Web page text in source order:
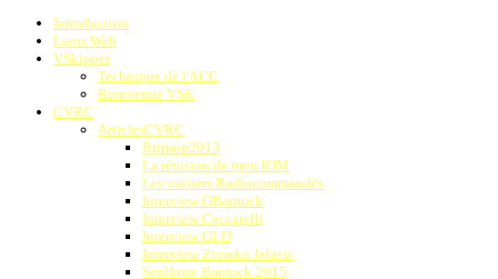
Introduction
Liens Web
VSkipper
Technique de l'ACC
Bienvenue VSK
CVRC
ArticlesCVRC
Britpop2013
La révision de mon IOM
Les voiliers Radiocommandés
Interview GBantock
Interview Ceccarelli
Interview GLD
Interview Zvonko Jelacic
SeaHorse Bantock 2015